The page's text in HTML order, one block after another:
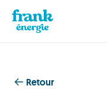
Retour